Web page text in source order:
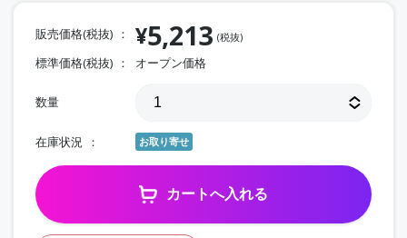
販売価格(税抜) ¥5,213 (税抜)
標準価格(税抜) オープン価格
数量
在庫状況 お取り寄せ
カートへ入れる